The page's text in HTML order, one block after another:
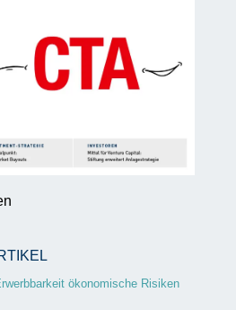
ökonomische Risiken